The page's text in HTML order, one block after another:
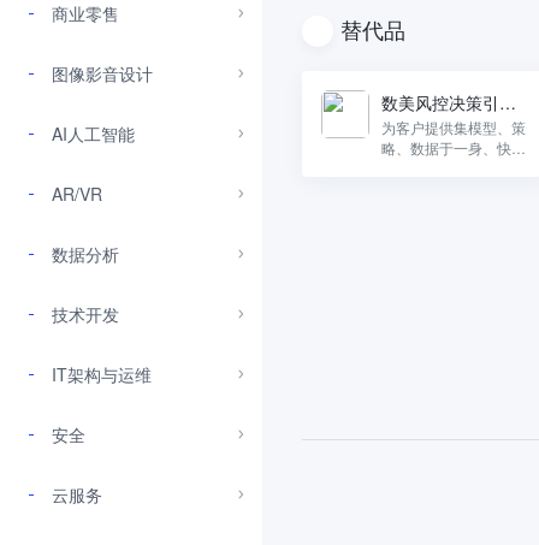
商业零售
图像影音设计
AI人工智能
AR/VR
数据分析
技术开发
IT架构与运维
安全
云服务
替代品
数美风控决策引擎
平台
为客户提供集模型、策
略、数据于一身、快速